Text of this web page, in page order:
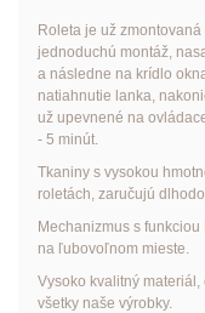
Roleta je už
jednoduchú montáž,
a následne na krídlo
natiahnutie lanka,
už upevnené na
- 5 minút.
Tkaniny s vysokou
roletách, zaručujú
Mechanizmus s
na ľubovoľnom mieste.
Vysoko kvalitný
všetky naše výrobky.